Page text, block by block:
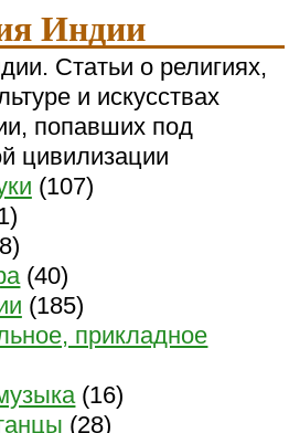
Индии
Статьи о религиях,
и искусствах
попавших под
цивилизации
(107)
(40)
(185)
прикладное
(16)
(28)